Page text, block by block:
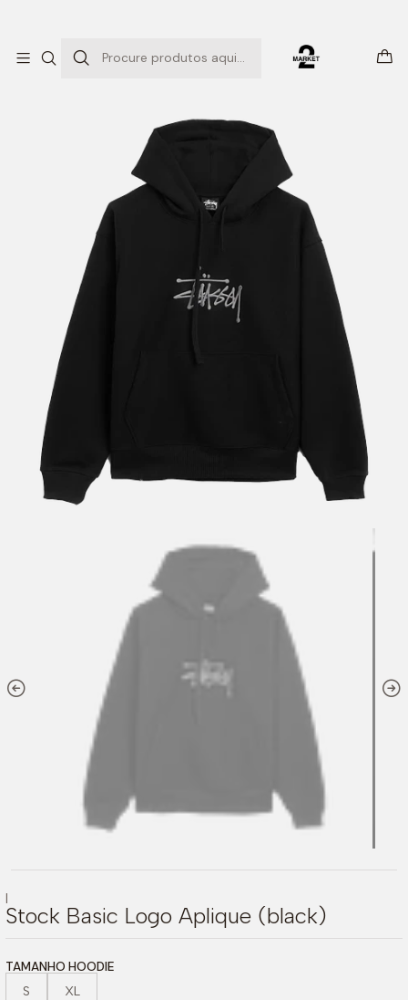
Início SWEATSHIRTS Stock Basic Logo Aplique (black)
|
Stock Basic Logo Aplique (black)
TAMANHO HOODIE
S XL